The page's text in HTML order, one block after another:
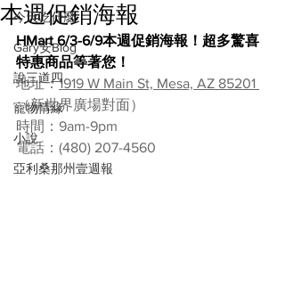
今天吃什麼
Gary安Blog
說三道四
寵物情緣
小說
亞利桑那州壹週報
本週促銷海報
HMart 6/3-6/9本週促銷海報！超多驚喜
特惠商品等著您！
地址：1919 W Main St, Mesa, AZ 85201
（新世界廣場對面）
時間：9am-9pm
電話： (480) 207-4560